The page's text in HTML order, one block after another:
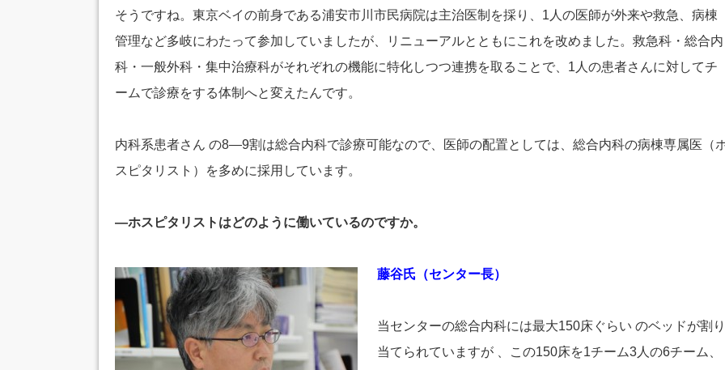
そうですね。東京ベイの前身である浦安市川市民病院は主治医制を採り、1人の医師が外来や救急、病棟
管理など多岐にわたって参加していましたが、リニューアルとともにこれを改めました。救急科・総合内
科・一般外科・集中治療科がそれぞれの機能に特化しつつ連携を取ることで、1人の患者さんに対してチ
ームで診療をする体制へと変えたんです。
内科系患者さん の8―9割は総合内科で診療可能なので、医師の配置としては、総合内科の病棟専属医（
スピタリスト）を多めに採用しています。
―ホスピタリストはどのように働いているのですか。
藤谷氏（センター長）
当センターの総合内科には最大150床ぐらい のベッドが割り
当てられていますが 、この150床を1チーム3人の6チーム、